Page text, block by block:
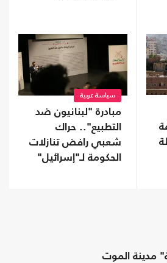
سياسة عربية
مبادرة "لبنانيون ضد
التطبيع".. حراك
شعبي رافض تنازلات
الحكومة لـ"إسرائيل"
مدينة الموت